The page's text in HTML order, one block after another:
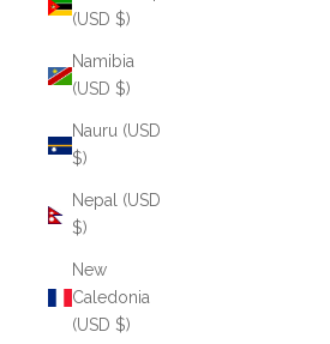
(USD $)
Namibia
(USD $)
Nauru (USD
$)
Nepal (USD
$)
New
Caledonia
(USD $)